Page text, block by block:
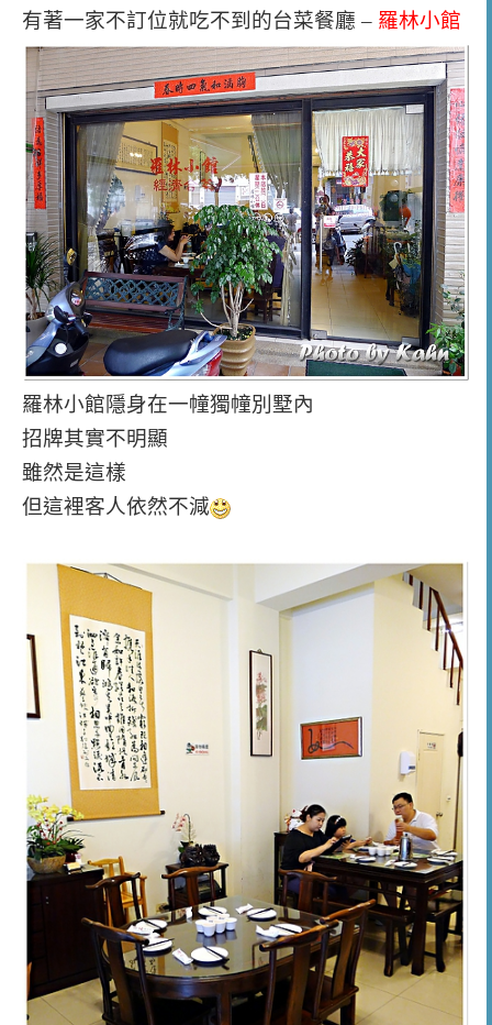
有著一家不訂位就吃不到的台菜餐廳 – 羅林小館
羅林小館隱身在一幢獨幢別墅內
招牌其實不明顯
雖然是這樣
但這裡客人依然不減